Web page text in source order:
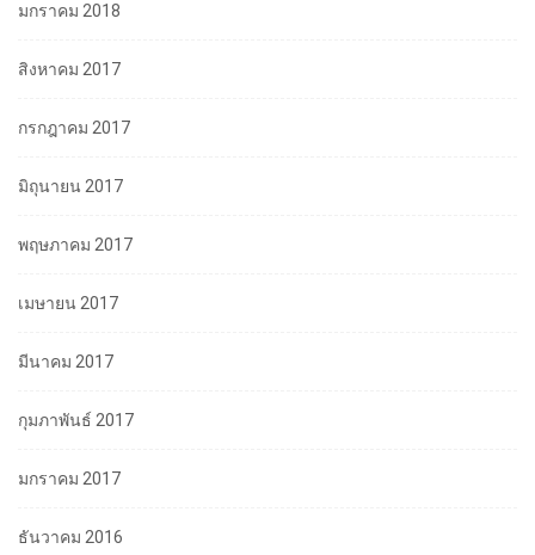
มกราคม 2018
สิงหาคม 2017
กรกฎาคม 2017
มิถุนายน 2017
พฤษภาคม 2017
เมษายน 2017
มีนาคม 2017
กุมภาพันธ์ 2017
มกราคม 2017
ธันวาคม 2016